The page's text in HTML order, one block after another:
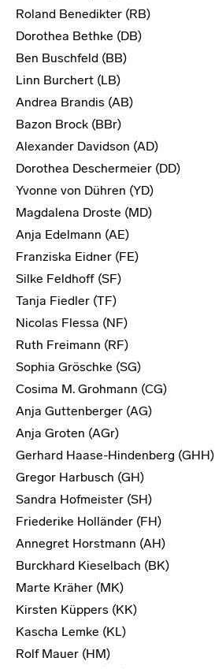
Roland Benedikter (RB)
Dorothea Bethke (DB)
Ben Buschfeld (BB)
Linn Burchert (LB)
Andrea Brandis (AB)
Bazon Brock (BBr)
Alexander Davidson (AD)
Dorothea Deschermeier (DD)
Yvonne von Dühren (YD)
Magdalena Droste (MD)
Anja Edelmann (AE)
Franziska Eidner (FE)
Silke Feldhoff (SF)
Tanja Fiedler (TF)
Nicolas Flessa (NF)
Ruth Freimann (RF)
Sophia Gröschke (SG)
Cosima M. Grohmann (CG)
Anja Guttenberger (AG)
Anja Groten (AGr)
Gerhard Haase-Hindenberg (GHH)
Gregor Harbusch (GH)
Sandra Hofmeister (SH)
Friederike Holländer (FH)
Annegret Horstmann (AH)
Burckhard Kieselbach (BK)
Marte Kräher (MK)
Kirsten Küppers (KK)
Kascha Lemke (KL)
Rolf Mauer (HM)